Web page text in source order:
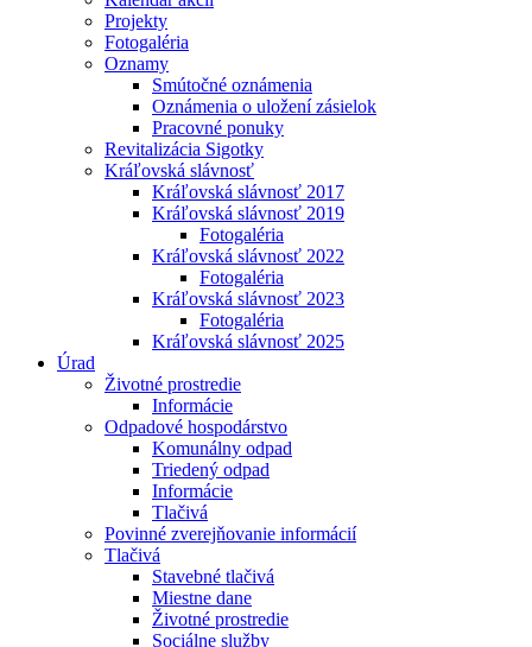
Projekty
Fotogaléria
Oznamy
Smútočné oznámenia
Oznámenia o uložení zásielok
Pracovné ponuky
Revitalizácia Sigotky
Kráľovská slávnosť
Kráľovská slávnosť 2017
Kráľovská slávnosť 2019
Fotogaléria
Kráľovská slávnosť 2022
Fotogaléria
Kráľovská slávnosť 2023
Fotogaléria
Kráľovská slávnosť 2025
Úrad
Životné prostredie
Informácie
Odpadové hospodárstvo
Komunálny odpad
Triedený odpad
Informácie
Tlačivá
Povinné zverejňovanie informácií
Tlačivá
Stavebné tlačivá
Miestne dane
Životné prostredie
Sociálne služby